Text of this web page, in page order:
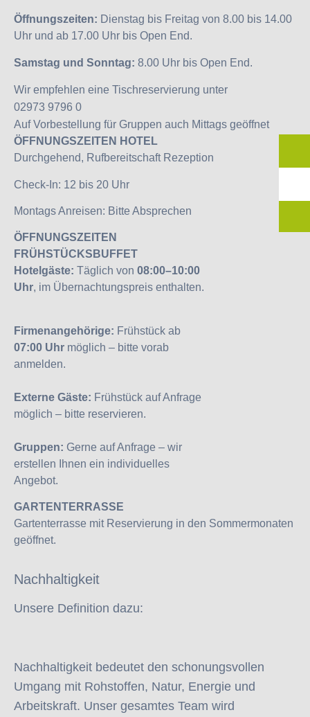
Öffnungszeiten: Dienstag bis Freitag von 8.00 bis 14.00
Uhr und ab 17.00 Uhr bis Open End.
Samstag und Sonntag: 8.00 Uhr bis Open End.
Wir empfehlen eine Tischreservierung unter
02973 9796 0
Auf Vorbestellung für Gruppen auch Mittags geöffnet
ÖFFNUNGSZEITEN HOTEL
Durchgehend, Rufbereitschaft Rezeption
Check-In: 12 bis 20 Uhr
Montags Anreisen: Bitte Absprechen
ÖFFNUNGSZEITEN
FRÜHSTÜCKSBUFFET
Hotelgäste: Täglich von 08:00–10:00
Uhr, im Übernachtungspreis enthalten.
Firmenangehörige: Frühstück ab
07:00 Uhr möglich – bitte vorab
anmelden.
Externe Gäste: Frühstück auf Anfrage
möglich – bitte reservieren.
Gruppen: Gerne auf Anfrage – wir
erstellen Ihnen ein individuelles
Angebot.
GARTENTERRASSE
Gartenterrasse mit Reservierung in den Sommermonaten
geöffnet.
Nachhaltigkeit
Unsere Definition dazu:
Nachhaltigkeit bedeutet den schonungsvollen
Umgang mit Rohstoffen, Natur, Energie und
Arbeitskraft. Unser gesamtes Team wird